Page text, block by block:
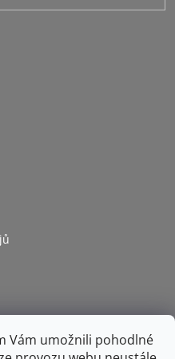
Vám umožnili pohodlné